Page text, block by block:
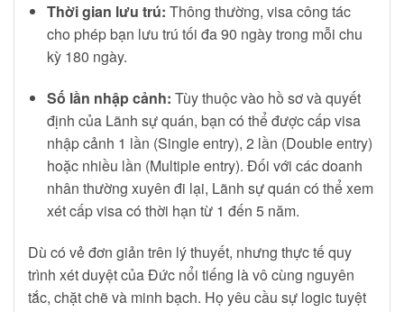
Thời gian lưu trú: Thông thường, visa công tác
cho phép bạn lưu trú tối đa 90 ngày trong mỗi chu
kỳ 180 ngày.
Số lần nhập cảnh: Tùy thuộc vào hồ sơ và quyết
định của Lãnh sự quán, bạn có thể được cấp visa
nhập cảnh 1 lần (Single entry), 2 lần (Double entry)
hoặc nhiều lần (Multiple entry). Đối với các doanh
nhân thường xuyên đi lại, Lãnh sự quán có thể xem
xét cấp visa có thời hạn từ 1 đến 5 năm.
Dù có vẻ đơn giản trên lý thuyết, nhưng thực tế quy
trình xét duyệt của Đức nổi tiếng là vô cùng nguyên
tắc, chặt chẽ và minh bạch. Họ yêu cầu sự logic tuyệt